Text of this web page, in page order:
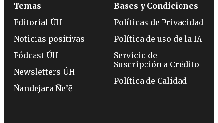
Temas
Editorial ÚH
Noticias positivas
Pódcast ÚH
Newsletters ÚH
Ñandejara Ñe’ẽ
Bases y Condiciones
Políticas de Privacidad
Política de uso de la IA
Servicio de
Suscripción a Crédito
Política de Calidad